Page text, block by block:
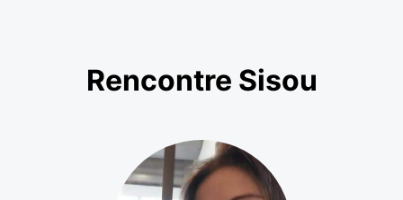
Rencontre Sisou